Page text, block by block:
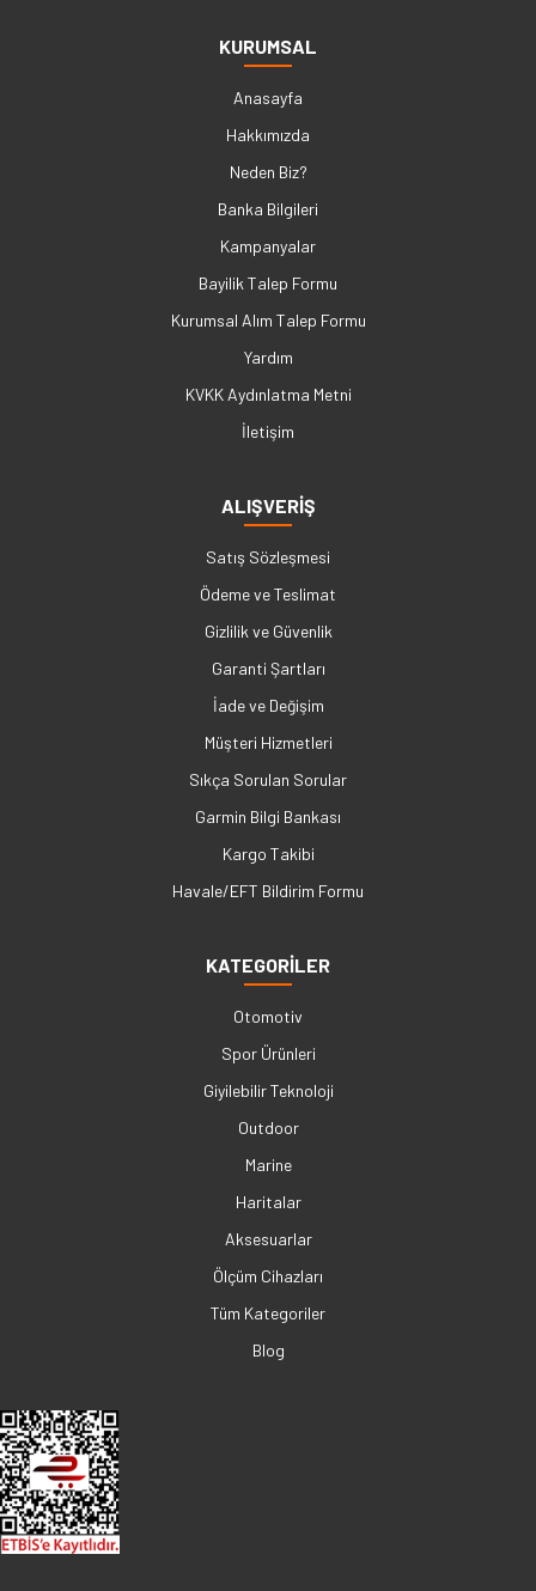
KURUMSAL
Anasayfa
Hakkımızda
Neden Biz?
Banka Bilgileri
Kampanyalar
Bayilik Talep Formu
Kurumsal Alım Talep Formu
Yardım
KVKK Aydınlatma Metni
İletişim
ALIŞVERİŞ
Satış Sözleşmesi
Ödeme ve Teslimat
Gizlilik ve Güvenlik
Garanti Şartları
İade ve Değişim
Müşteri Hizmetleri
Sıkça Sorulan Sorular
Garmin Bilgi Bankası
Kargo Takibi
Havale/EFT Bildirim Formu
KATEGORİLER
Otomotiv
Spor Ürünleri
Giyilebilir Teknoloji
Outdoor
Marine
Haritalar
Aksesuarlar
Ölçüm Cihazları
Tüm Kategoriler
Blog